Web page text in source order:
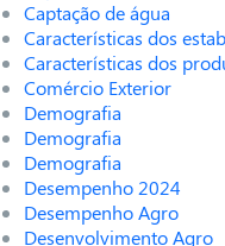
Captação de água
Características dos
Características dos
Comércio Exterior
Demografia
Demografia
Demografia
Desempenho 2024
Desempenho Agro
Desenvolvimento Agro